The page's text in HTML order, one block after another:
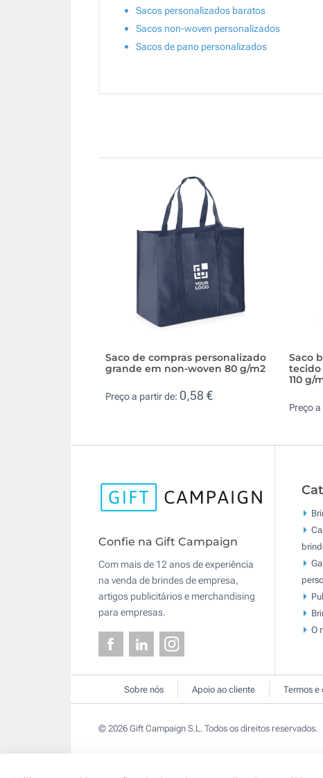
Sacos personalizados baratos
Sacos non-woven personalizados
Sacos de pano personalizados
Saco de compras personalizado
grande em non-woven 80 g/m2
Preço a partir de: 0,58 €
Saco
110 g/
Preço
Confie na Gift Campaign
Com mais de 12 anos de experiência
na venda de brindes de empresa,
artigos publicitários e merchandising
para empresas.
O
Sobre nós Apoio ao cliente Termos e
© 2026 Gift Campaign S.L. Todos os direitos reservados.